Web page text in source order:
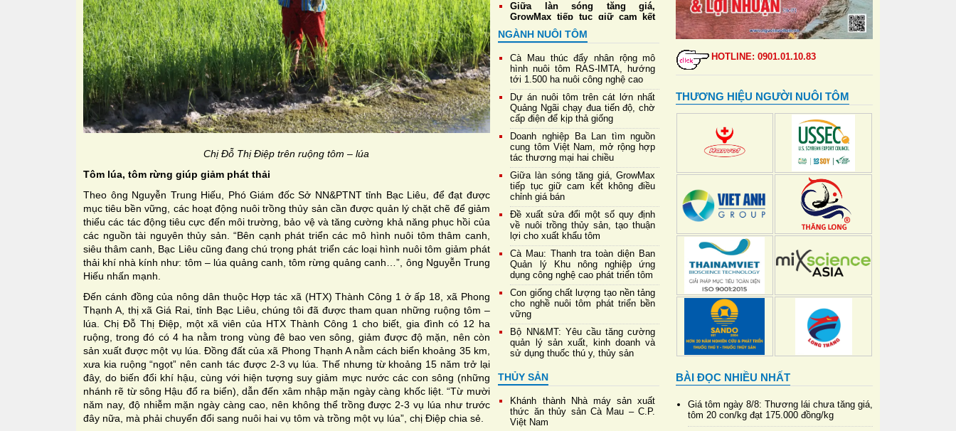
Chị Đỗ Thị Điệp trên ruộng tôm – lúa
Tôm lúa, tôm rừng giúp giảm phát thải
Theo ông Nguyễn Trung Hiếu, Phó Giám đốc Sở NN&PTNT tỉnh Bạc Liêu, để đạt được
mục tiêu bền vững, các hoạt động nuôi trồng thủy sản cần được quản lý chặt chẽ để giảm
thiểu các tác động tiêu cực đến môi trường, bảo vệ và tăng cường khả năng phục hồi của
các nguồn tài nguyên thủy sản. “Bên cạnh phát triển các mô hình nuôi tôm thâm canh,
siêu thâm canh, Bạc Liêu cũng đang chú trọng phát triển các loại hình nuôi tôm giảm phát
thải khí nhà kính như: tôm – lúa quảng canh, tôm rừng quảng canh…”, ông Nguyễn Trung
Hiếu nhấn mạnh.
Đến cánh đồng của nông dân thuộc Hợp tác xã (HTX) Thành Công 1 ở ấp 18, xã Phong
Thạnh A, thị xã Giá Rai, tỉnh Bạc Liêu, chúng tôi đã được tham quan những ruộng tôm –
lúa. Chị Đỗ Thị Điệp, một xã viên của HTX Thành Công 1 cho biết, gia đình có 12 ha
ruộng, trong đó có 4 ha nằm trong vùng đê bao ven sông, giảm được độ mặn, nên còn
sản xuất được một vụ lúa. Đồng đất của xã Phong Thạnh A nằm cách biển khoảng 35 km,
xưa kia ruộng “ngọt” nên canh tác được 2-3 vụ lúa. Thế nhưng từ khoảng 15 năm trở lại
đây, do biến đổi khí hậu, cùng với hiện tượng suy giảm mực nước các con sông (những
nhánh rẽ từ sông Hậu đổ ra biển), dẫn đến xâm nhập mặn ngày càng khốc liệt. “Từ mười
năm nay, độ nhiễm mặn ngày càng cao, nên không thể trồng được 2-3 vụ lúa như trước
đây nữa, mà phải chuyển đổi sang nuôi hai vụ tôm và trồng một vụ lúa”, chị Điệp chia sẻ.
Giữa làn sóng tăng giá,
GrowMax tiếp tục giữ cam kết
không điều chỉnh giá bán
Cargill tiếp tục sản xuất thức ăn
cá tại nhà máy Biên Hòa và
Hưng Yên
Đề xuất sửa đổi một số quy định
về nuôi trồng thủy sản, tạo
thuận lợi cho xuất khẩu tôm
Giá tôm ngày 6/8: Thương lái
duy trì thu mua ổn định, tôm cỡ
20 con/kg giữ giá cao nhất
175.000 đồng/kg
NGÀNH NUÔI TÔM
Cà Mau thúc đẩy nhân rộng mô
hình nuôi tôm RAS-IMTA, hướng
tới 1.500 ha nuôi công nghệ cao
Dự án nuôi tôm trên cát lớn nhất
Quảng Ngãi chạy đua tiến độ, chờ
cấp điện để kịp thả giống
Doanh nghiệp Ba Lan tìm nguồn
cung tôm Việt Nam, mở rộng hợp
tác thương mại hai chiều
Giữa làn sóng tăng giá, GrowMax
tiếp tục giữ cam kết không điều
chỉnh giá bán
Đề xuất sửa đổi một số quy định
về nuôi trồng thủy sản, tạo thuận
lợi cho xuất khẩu tôm
Cà Mau: Thanh tra toàn diện Ban
Quản lý Khu nông nghiệp ứng
dụng công nghệ cao phát triển tôm
Con giống chất lượng tạo nền tảng
cho nghề nuôi tôm phát triển bền
vững
Bộ NN&MT: Yêu cầu tăng cường
quản lý sản xuất, kinh doanh và
sử dụng thuốc thú y, thủy sản
THỦY SẢN
Khánh thành Nhà máy sản xuất
thức ăn thủy sản Cà Mau – C.P.
Việt Nam
HOTLINE: 0901.01.10.83
THƯƠNG HIỆU NGƯỜI NUÔI TÔM
BÀI ĐỌC NHIỀU NHẤT
Giá tôm ngày 8/8: Thương lái chưa tăng giá,
tôm 20 con/kg đạt 175.000 đồng/kg